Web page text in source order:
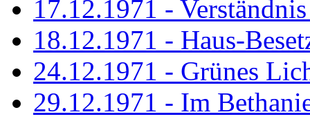
17.12.1971 -
18.12.1971 - Haus-
24.12.1971 - Grünes
29.12.1971 - Im